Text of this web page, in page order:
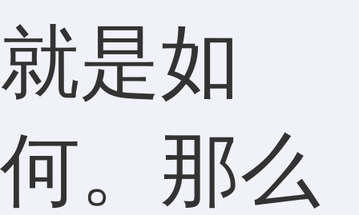
就是如
何。那么